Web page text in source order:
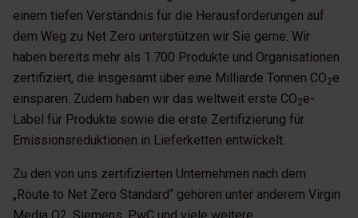
einem tiefen Verständnis für die Herausforderungen auf
dem Weg zu Net Zero unterstützen wir Sie gerne. Wir
haben bereits mehr als 1.700 Produkte und Organisationen
zertifiziert, die insgesamt über eine Milliarde Tonnen CO2e
einsparen. Zudem haben wir das weltweit erste CO2e-
Label für Produkte sowie die erste Zertifizierung für
Emissionsreduktionen in Lieferketten entwickelt.
Zu den von uns zertifizierten Unternehmen nach dem
„Route to Net Zero Standard“ gehören unter anderem Virgin